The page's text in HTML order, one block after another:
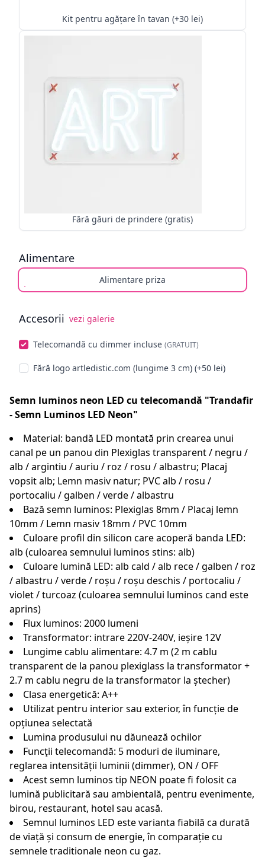
Kit pentru agățare în tavan (+30 lei)
Fără găuri de prindere (gratis)
Alimentare
Alimentare priza
Accesorii vezi galerie
Telecomandă cu dimmer incluse (GRATUIT)
Fără logo artledistic.com (lungime 3 cm) (+50 lei)
Semn luminos neon LED cu telecomandă "Trandafir
- Semn Luminos LED Neon"
Material: bandă LED montată prin crearea unui
canal pe un panou din Plexiglas transparent / negru /
alb / argintiu / auriu / roz / rosu / albastru; Placaj
vopsit alb; Lemn masiv natur; PVC alb / rosu /
portocaliu / galben / verde / albastru
Bază semn luminos: Plexiglas 8mm / Placaj lemn
10mm / Lemn masiv 18mm / PVC 10mm
Culoare profil din silicon care acoperă banda LED:
alb (culoarea semnului luminos stins: alb)
Culoare lumină LED: alb cald / alb rece / galben / roz
/ albastru / verde / roșu / roșu deschis / portocaliu /
violet / turcoaz (culoarea semnului luminos cand este
aprins)
Flux luminos: 2000 lumeni
Transformator: intrare 220V-240V, ieșire 12V
Lungime cablu alimentare: 4.7 m (2 m cablu
transparent de la panou plexiglass la transformator +
2.7 m cablu negru de la transformator la ștecher)
Clasa energetică: A++
Utilizat pentru interior sau exterior, în funcție de
opțiunea selectată
Lumina produsului nu dăunează ochilor
Funcţii telecomandă: 5 moduri de iluminare,
reglarea intensității luminii (dimmer), ON / OFF
Acest semn luminos tip NEON poate fi folosit ca
lumină publicitară sau ambientală, pentru evenimente,
birou, restaurant, hotel sau acasă.
Semnul luminos LED este varianta fiabilă ca durată
de viață și consum de energie, în comparație cu
semnele traditionale neon cu gaz.